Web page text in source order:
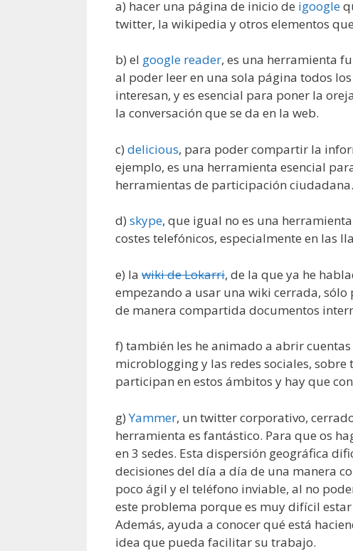
a) hacer una página de inicio de igoogle
twitter, la wikipedia y otros elementos
b) el google reader, es una herramienta
al poder leer en una sola página todos
interesan, y es esencial para poner la
la conversación que se da en la web.
c) delicious, para poder compartir la
ejemplo, es una herramienta esencial
herramientas de participación ciudadana.
d) skype, que igual no es una
costes telefónicos, especialmente en las
e) la wiki de Lokarri, de la que ya he
empezando a usar una wiki cerrada,
de manera compartida documentos
f) también les he animado a abrir cuentas
microblogging y las redes sociales,
participan en estos ámbitos y hay que
g)Yammer, un twitter corporativo,
herramienta es fantástico. Para que os
en 3 sedes. Esta dispersión geográfica
decisiones del día a día de una manera
poco ágil y el teléfono inviable, al no
este problema porque es muy difícil
Además, ayuda a conocer qué está
idea que pueda facilitar su trabajo.